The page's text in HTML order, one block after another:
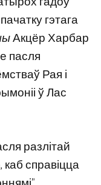
гэтага
Акцёр Харбар
пасля
Рая і
ў Лас
разлітай
справіцца